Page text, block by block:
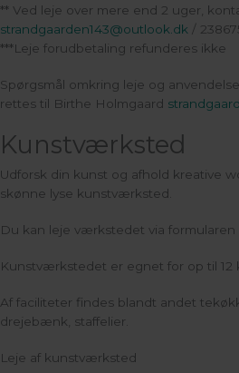
** Ved leje over mere end 2 uger,
strandgaarden143@outlook.dk /
***Leje forudbetaling refunderes ikke
Spørgsmål omkring leje og
rettes til Birthe Holmgaard
Kunstværksted
Udforsk din kunst og afhold kreative
skønne lyse kunstværksted.
Du kan leje værkstedet via formularen
Kunstværkstedet er egnet for op til 12
Af faciliteter findes blandt andet
drejebænk, staffelier.
Leje af kunstværksted